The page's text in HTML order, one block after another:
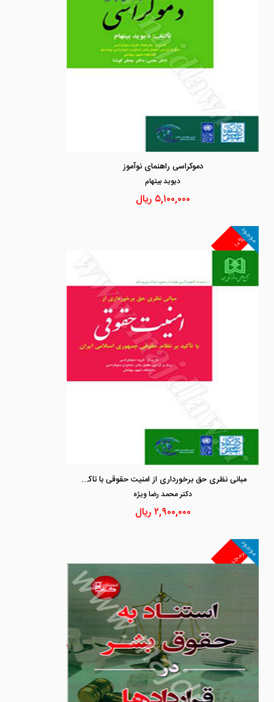
دموکراسی راهنمای نوآموز
ديويد بيتهام
۵,۱۰۰,۰۰۰ ریال
۱۰%
موجود
مبانی نظری حق برخورداری از امنیت حقوقی با تاکید بر نظام جمهوری اسلامی ایران
دكتر محمد رضا ويژه
۲,۹۰۰,۰۰۰ریال
غیرمجد
موجود